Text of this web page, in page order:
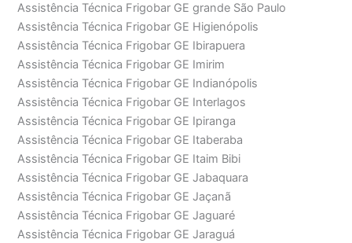
Assistência Técnica Frigobar GE grande São Paulo
Assistência Técnica Frigobar GE Higienópolis
Assistência Técnica Frigobar GE Ibirapuera
Assistência Técnica Frigobar GE Imirim
Assistência Técnica Frigobar GE Indianópolis
Assistência Técnica Frigobar GE Interlagos
Assistência Técnica Frigobar GE Ipiranga
Assistência Técnica Frigobar GE Itaberaba
Assistência Técnica Frigobar GE Itaim Bibi
Assistência Técnica Frigobar GE Jabaquara
Assistência Técnica Frigobar GE Jaçanã
Assistência Técnica Frigobar GE Jaguaré
Assistência Técnica Frigobar GE Jaraguá